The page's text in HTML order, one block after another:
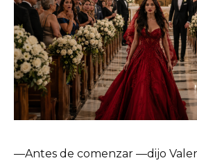
—Antes de comenzar —dijo